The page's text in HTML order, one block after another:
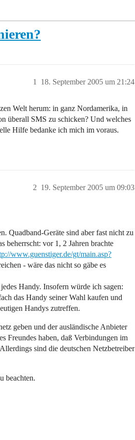
18. September 2005 um 21:24
1
Welt herum: in ganz Nordamerika, in
überall SMS zu schicken? Und welches
Hilfe bedanke ich mich im voraus.
19. September 2005 um 09:03
2
Quadband-Geräte sind aber fast nicht zu
beherrscht: vor 1, 2 Jahren brachte
www.guenstiger.de/gt/main.asp?
- wäre das nicht so gäbe es
Handy. Insofern würde ich sagen:
das Handy seiner Wahl kaufen und
Handys zutreffen.
geben und der ausländische Anbieter
Freundes haben, daß Verbindungen im
sind die deutschen Netzbetreiber
beachten.